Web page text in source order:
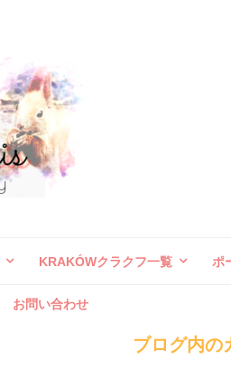
KRAKÓWクラクフ一覧 ポ
お問い合わせ
ブログ内の